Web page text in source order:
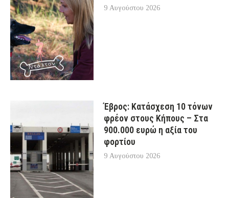
9 Αυγούστου 2026
Έβρος: Κατάσχεση 10 τόνων
φρέον στους Κήπους – Στα
900.000 ευρώ η αξία του
φορτίου
9 Αυγούστου 2026